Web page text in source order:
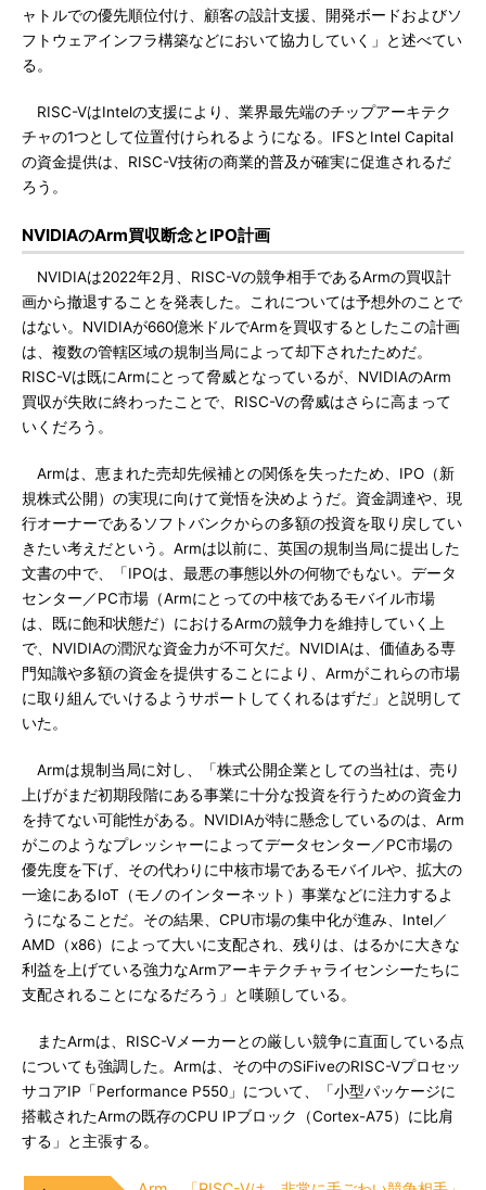
ャトルでの優先順位付け、顧客の設計支援、開発ボードおよびソ
フトウェアインフラ構築などにおいて協力していく」と述べてい
る。
RISC-VはIntelの支援により、業界最先端のチップアーキテク
チャの1つとして位置付けられるようになる。IFSとIntel Capital
の資金提供は、RISC-V技術の商業的普及が確実に促進されるだ
ろう。
NVIDIAのArm買収断念とIPO計画
NVIDIAは2022年2月、RISC-Vの競争相手であるArmの買収計
画から撤退することを発表した。これについては予想外のことで
はない。NVIDIAが660億米ドルでArmを買収するとしたこの計画
は、複数の管轄区域の規制当局によって却下されたためだ。
RISC-Vは既にArmにとって脅威となっているが、NVIDIAのArm
買収が失敗に終わったことで、RISC-Vの脅威はさらに高まって
いくだろう。
Armは、恵まれた売却先候補との関係を失ったため、IPO（新
規株式公開）の実現に向けて覚悟を決めようだ。資金調達や、現
行オーナーであるソフトバンクからの多額の投資を取り戻してい
きたい考えだという。Armは以前に、英国の規制当局に提出した
文書の中で、「IPOは、最悪の事態以外の何物でもない。データ
センター／PC市場（Armにとっての中核であるモバイル市場
は、既に飽和状態だ）におけるArmの競争力を維持していく上
で、NVIDIAの潤沢な資金力が不可欠だ。NVIDIAは、価値ある専
門知識や多額の資金を提供することにより、Armがこれらの市場
に取り組んでいけるようサポートしてくれるはずだ」と説明して
いた。
Armは規制当局に対し、「株式公開企業としての当社は、売り
上げがまだ初期段階にある事業に十分な投資を行うための資金力
を持てない可能性がある。NVIDIAが特に懸念しているのは、Arm
がこのようなプレッシャーによってデータセンター／PC市場の
優先度を下げ、その代わりに中核市場であるモバイルや、拡大の
一途にあるIoT（モノのインターネット）事業などに注力するよ
うになることだ。その結果、CPU市場の集中化が進み、Intel／
AMD（x86）によって大いに支配され、残りは、はるかに大きな
利益を上げている強力なArmアーキテクチャライセンシーたちに
支配されることになるだろう」と嘆願している。
またArmは、RISC-Vメーカーとの厳しい競争に直面している点
についても強調した。Armは、その中のSiFiveのRISC-Vプロセッ
サコアIP「Performance P550」について、「小型パッケージに
搭載されたArmの既存のCPU IPブロック（Cortex-A75）に比肩
する」と主張する。